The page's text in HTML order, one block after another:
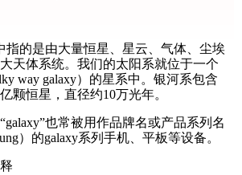
指的是由大量恒星、星云、气体、尘埃
天体系统。我们的太阳系就位于一个
way galaxy）的星系中。银河系包含
颗恒星，直径约10万光年。
也常被用作品牌名或产品系列名
）的galaxy系列手机、平板等设备。